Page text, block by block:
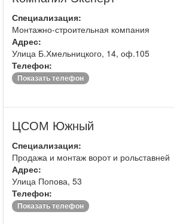
Специализация:
Монтажно-строительная компания
Адрес:
Улица Б.Хмельницкого, 14, оф.105
Телефон:
Показать телефон
ЦСОМ Южный
Специализация:
Продажа и монтаж ворот и рольставней
Адрес:
Улица Попова, 53
Телефон:
Показать телефон